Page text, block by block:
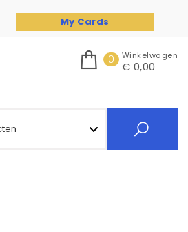
My Cards
0 Winkelwagen
€ 0,00